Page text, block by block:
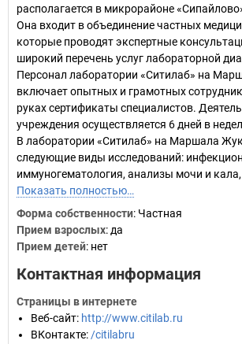
располагается в микрорайоне
Она входит в объединение частных
которые проводят экспертные
широкий перечень услуг лабораторной
Персонал лаборатории «Ситилаб» на
включает опытных и грамотных
руках сертификаты специалистов.
учреждения осуществляется 6 дней в
В лаборатории «Ситилаб» на Маршала
следующие виды исследований:
иммуногематология, анализы мочи и
Показать полностью…
Форма собственности: Частная
Прием взрослых: да
Прием детей: нет
Контактная информация
Страницы в интернете
Веб-сайт: http://www.citilab.ru
ВКонтакте: /citilabru